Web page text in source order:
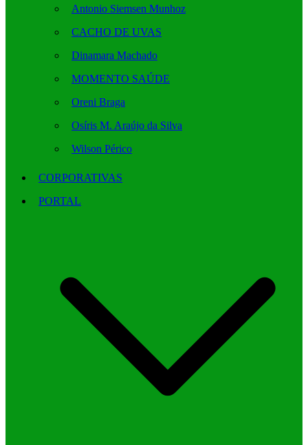
Antonio Siemsen Munhoz
CACHO DE UVAS
Dinamara Machado
MOMENTO SAÚDE
Oreni Braga
Osíris M. Araújo da Silva
Wilson Périco
CORPORATIVAS
PORTAL